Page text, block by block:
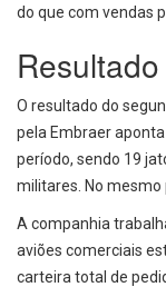
do que com vendas
Resultado
O resultado do
pela Embraer
período, sendo 19
militares. No mesmo
A companhia
aviões comerciais
carteira total de